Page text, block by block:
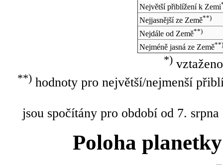
Největší přiblížení k Zemi
Nejjasnější ze Země**)
Nejdále od Země**)
Nejméně jasná ze Země**)
*)
**)hodnoty pro největší/nejmenší
jsou spočítány pro období od 7.
Poloha